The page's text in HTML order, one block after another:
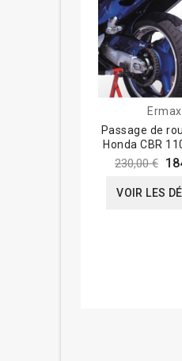
Ermax
Passage de
Honda CBR
230,00 €
VOIR LES